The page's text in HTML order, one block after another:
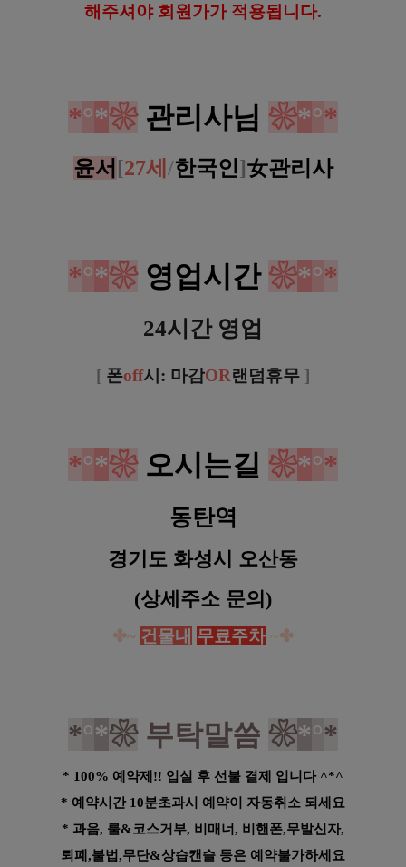
해 주셔야 회원가가 적용됩니다.
*°*❀관리사님 ❀*°*
윤서 [27세 /한국인]女관리사
*°*❀영업시간 ❀*°*
24시간 영업
[ 폰off시: 마감OR랜덤휴무 ]
*°*❀오시는길 ❀*°*
동탄역
경기도 화성시 오산동
(상세주소 문의)
✤~ 건물내 무료주차 ~✤
*°*❀부탁말씀 ❀*°*
* 100% 예약제!! 입실 후 선불 결제 입니다 ^*^
* 예약시간 10분초과시 예약이 자동취소 되세요
* 과음, 룰&코스거부, 비매너, 비핸폰,무발신자,
퇴폐,불법,무단&상습캔슬 등은 예약불가하세요